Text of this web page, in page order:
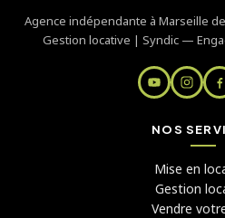
Agence indépendante à Marseille
Gestion locative | Syndic —
NOS
Mise en
Gestion
Vendre